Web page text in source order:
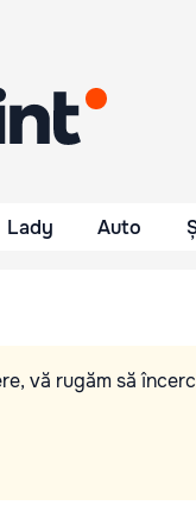
Lady Auto
vă rugăm să